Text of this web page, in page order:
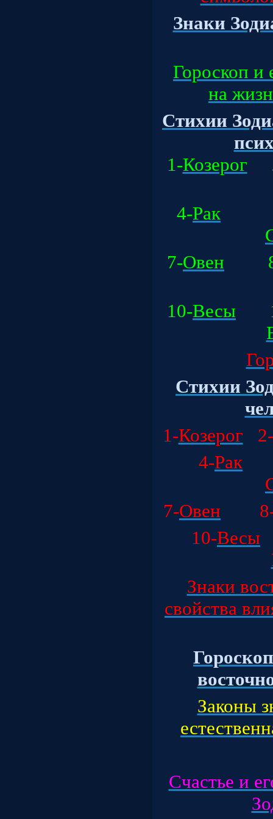
Знаки
Гороскоп и
на
Стихии
1-Козерог
4-Рак
7-Овен
10-Весы
Стихии
1-Козерог 2-
4-Рак
7-Овен
10-Весы
Знаки
свойства
Законы
Счастье и